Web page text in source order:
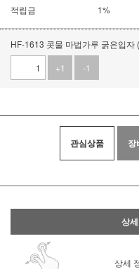
적립금
1%
HF-1613 콧물 마법가루 굵은입자
+1
-1
관심상품 장
상
상세